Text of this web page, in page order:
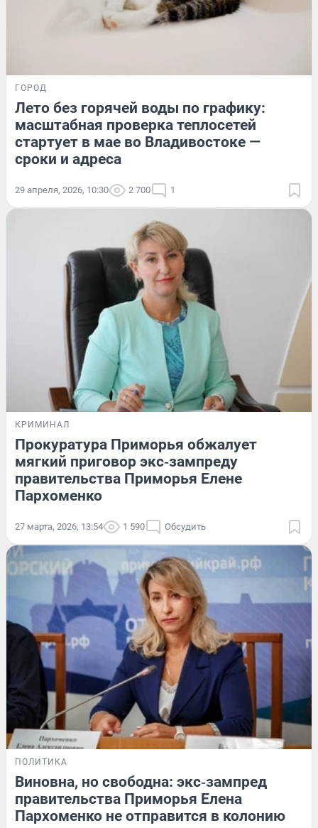
ГОРОД
Лето без горячей воды по графику:
масштабная проверка теплосетей
стартует в мае во Владивостоке —
сроки и адреса
29 апреля, 2026, 10:30 2 700 1
КРИМИНАЛ
Прокуратура Приморья обжалует
мягкий приговор экс‑зампреду
правительства Приморья Елене
Пархоменко
27 марта, 2026, 13:54 1 590 Обсудить
ПОЛИТИКА
Виновна, но свободна: экс‑зампред
правительства Приморья Елена
Пархоменко не отправится в колонию